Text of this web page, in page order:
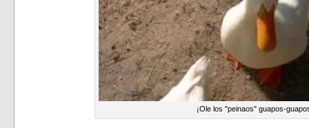
¡Ole los "peinaos" guapos-